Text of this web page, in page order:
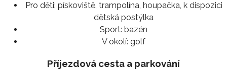
Pro děti: pískoviště, trampolína, houpačka, k dispozici
dětská postýlka
Sport: bazén
V okolí: golf
Příjezdová cesta a parkování